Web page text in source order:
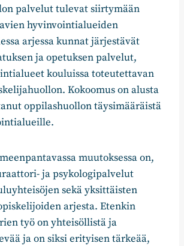
palvelut tulevat siirtymään
hyvinvointialueiden
arjessa kunnat järjestävät
ja opetuksen palvelut,
kouluissa toteutettavan
Kokoomus on alusta
oppilashuollon täysimääräistä
muutoksessa on,
ja psykologipalvelut
sekä yksittäisten
arjesta. Etenkin
työ on yhteisöllistä ja
ja on siksi erityisen tärkeää,